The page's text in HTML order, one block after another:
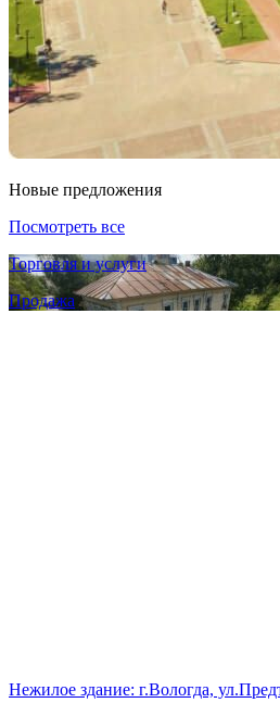
Новые предложения
Посмотреть все
Торговля и услуги
Продажа
Нежилое здание: г.Вологда,